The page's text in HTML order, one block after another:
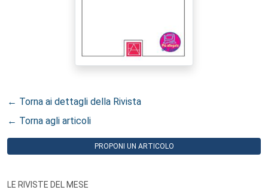
← Torna ai dettagli della Rivista
← Torna agli articoli
PROPONI UN ARTICOLO
LE RIVISTE DEL MESE